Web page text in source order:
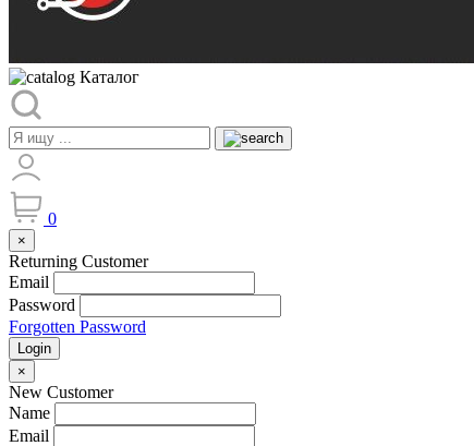
Каталог
0
×
Returning Customer
Email
Password
Forgotten Password
Login
×
New Customer
Name
Email